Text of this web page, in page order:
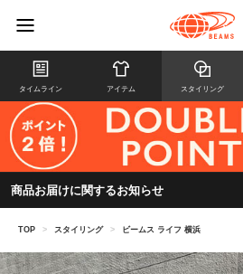
タイムライン アイテム スタイリング
商品お届けに関するお知らせ
TOP > スタイリング > ビームス ライフ 横浜